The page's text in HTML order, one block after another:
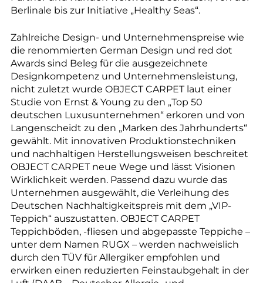
Berlinale bis zur Initiative „Healthy Seas“.
Zahlreiche Design- und Unternehmenspreise wie
die renommierten German Design und red dot
Awards sind Beleg für die ausgezeichnete
Designkompetenz und Unternehmensleistung,
nicht zuletzt wurde OBJECT CARPET laut einer
Studie von Ernst & Young zu den „Top 50
deutschen Luxusunternehmen“ erkoren und von
Langenscheidt zu den „Marken des Jahrhunderts“
gewählt. Mit innovativen Produktionstechniken
und nachhaltigen Herstellungsweisen beschreitet
OBJECT CARPET neue Wege und lässt Visionen
Wirklichkeit werden. Passend dazu wurde das
Unternehmen ausgewählt, die Verleihung des
Deutschen Nachhaltigkeitspreis mit dem „VIP-
Teppich“ auszustatten. OBJECT CARPET
Teppichböden, -fliesen und abgepasste Teppiche –
unter dem Namen RUGX – werden nachweislich
durch den TÜV für Allergiker empfohlen und
erwirken einen reduzierten Feinstaubgehalt in der